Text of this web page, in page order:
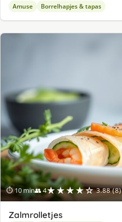
Amuse Borrelhapjes & tapas
⏱ 10 min👥 4★★★★☆ 3.88 (8)
Zalmrolletjes